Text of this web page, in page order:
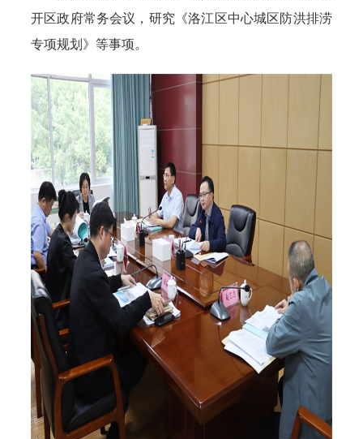
开区政府常务会议，研究《洛江区中心城区防洪排涝
专项规划》等事项。